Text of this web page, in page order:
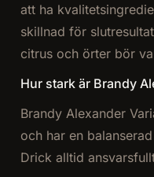
att ha
skillnad för
citrus och örter bör
Hur stark är Brandy
Brandy Alexander
och har en
Drick alltid